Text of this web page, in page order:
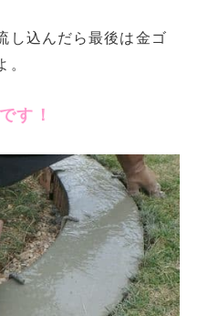
し込んだら最後は金ゴ
。
す！